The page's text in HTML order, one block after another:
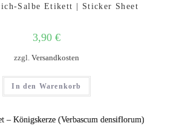
Salbe Etikett | Sticker Sheet
3,90 €
zzgl. Versandkosten
In den Warenkorb